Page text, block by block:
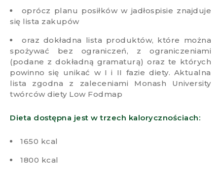
oprócz planu posiłków w jadłospisie znajduje
się lista zakupów
oraz dokładna lista produktów, które można
spożywać bez ograniczeń, z ograniczeniami
(podane z dokładną gramaturą) oraz te których
powinno się unikać w I i II fazie diety. Aktualna
lista zgodna z zaleceniami Monash University
twórców diety Low Fodmap
Dieta dostępna jest w trzech kalorycznościach:
1650 kcal
1800 kcal